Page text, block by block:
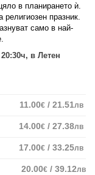
в планирането ѝ.
религиозен празник.
само в най-
в Летен
11.00€ / 21.51лв
14.00€ / 27.38лв
17.00€ / 33.25лв
20.00€ / 39.12лв